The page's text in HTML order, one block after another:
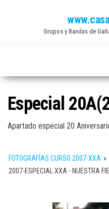
Grupos y Bandas de
Especial
Apartado especial 20
FOTOGRAFÍAS CURSO 2007-XXA »
2007-ESPECIAL XXA - NUESTRA